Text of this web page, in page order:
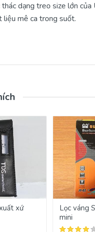
thác dạng treo size lớn
liệu mê ca trong suốt.
xứ
Lọc váng
mini